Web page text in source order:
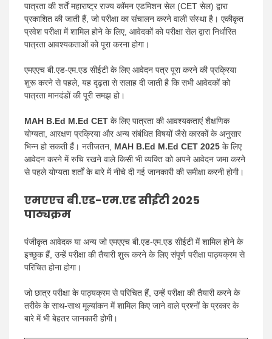
पात्रता की शर्तें महाराष्ट्र राज्य कॉमन एडमिशन सेल (CET सेल) द्वारा
प्रकाशित की जाती हैं, जो परीक्षा का संचालन करने वाली संस्था है। एकीकृत
प्रवेश परीक्षा में शामिल होने के लिए, आवेदकों को परीक्षा सेल द्वारा निर्धारित
पात्रता आवश्यकताओं को पूरा करना होगा।
एमएएच बी.एड-एम.एड सीईटी के लिए आवेदन पत्र पूरा करने की प्रक्रिया
शुरू करने से पहले, यह दृढ़ता से सलाह दी जाती है कि सभी आवेदकों को
पात्रता मानदंडों की पूरी समझ हो।
MAH B.Ed M.Ed CET के लिए पात्रता की आवश्यकताएं शैक्षणिक
योग्यता, आरक्षण प्रक्रिया और अन्य संबंधित विषयों जैसे कारकों के अनुसार
भिन्न हो सकती हैं। नतीजतन, MAH B.Ed M.Ed CET 2025 के लिए
आवेदन करने में रुचि रखने वाले किसी भी व्यक्ति को अपने आवेदन जमा करने
से पहले योग्यता शर्तों के बारे में नीचे दी गई जानकारी की समीक्षा करनी होगी।
एमएएच बी.एड-एम.एड सीईटी 2025
पाठ्यक्रम
पंजीकृत आवेदक या अन्य जो एमएएच बी.एड-एम.एड सीईटी में शामिल होने के
इच्छुक हैं, उन्हें परीक्षा की तैयारी शुरू करने के लिए संपूर्ण परीक्षा पाठ्यक्रम से
परिचित होना होगा।
जो छात्र परीक्षा के पाठ्यक्रम से परिचित हैं, उन्हें परीक्षा की तैयारी करने के
तरीके के साथ-साथ मूल्यांकन में शामिल किए जाने वाले प्रश्नों के प्रकार के
बारे में भी बेहतर जानकारी होगी।